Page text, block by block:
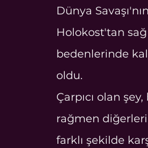
Dünya
Holokost'tan
bedenlerinde
oldu.
Çarpıcı olan
rağmen
farklı şekilde